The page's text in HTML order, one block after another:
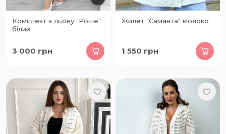
Комплект з льону "Роше"
білий
3 000 грн
Жилет "Саманта" молоко
1 550 грн